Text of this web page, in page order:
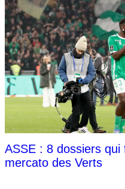
ASSE : 8 dossiers
mercato des Verts